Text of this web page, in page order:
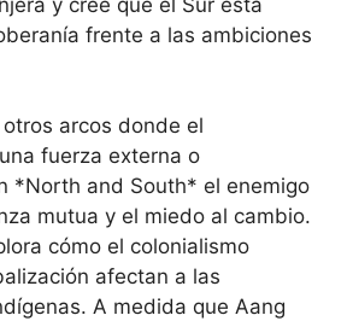
frente a las ambiciones
arcos donde el
fuerza externa o
*North and South* el enemigo
mutua y el miedo al cambio.
cómo el colonialismo
afectan a las
A medida que Aang